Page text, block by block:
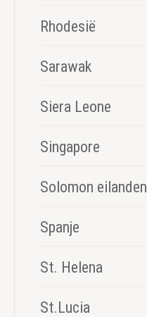
Rhodesië
Sarawak
Siera Leone
Singapore
Solomon eilanden
Spanje
St. Helena
St.Lucia